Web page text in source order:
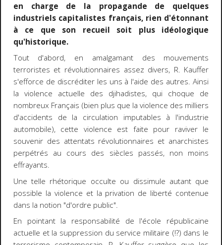
en charge de la propagande de quelques
industriels capitalistes français, rien d'étonnant
à ce que son recueil soit plus idéologique
qu'historique.
Tout d'abord, en amalgamant des mouvements
terroristes et révolutionnaires assez divers, R. Kauffer
s'efforce de discréditer les uns à l'aide des autres. Ainsi
la violence actuelle des djihadistes, qui choque de
nombreux Français (bien plus que la violence des milliers
d'accidents de la circulation imputables à l'industrie
automobile), cette violence est faite pour raviver le
souvenir des attentats révolutionnaires et anarchistes
perpétrés au cours des siècles passés, non moins
effrayants.
Une telle rhétorique occulte ou dissimule autant que
possible la violence et la privation de liberté contenue
dans la notion "d'ordre public".
En pointant la responsabilité de l'école républicaine
actuelle et la suppression du service militaire (!?) dans le